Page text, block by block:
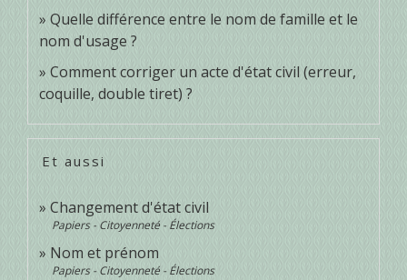
Quelle différence entre le nom de famille et le
nom d'usage ?
Comment corriger un acte d'état civil (erreur,
coquille, double tiret) ?
Et aussi
Changement d'état civil
Papiers - Citoyenneté - Élections
Nom et prénom
Papiers - Citoyenneté - Élections